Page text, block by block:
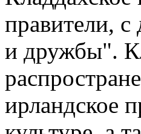
правители,
и дружбы".
ирландское